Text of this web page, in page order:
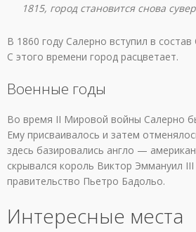
1815, город становится снова
В 1860 году Салерно вступил в
С этого времени город расцветает.
Военные годы
Во время II Мировой войны Салерно
Ему присваивалось и затем
здесь базировались англо —
скрывался король Виктор Эммануил III
правительство Пьетро Бадольо.
Интересные места